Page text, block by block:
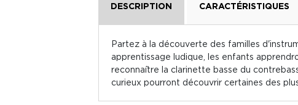
DESCRIPTION CARACTÉRISTIQUES
Partez à la découverte des familles
apprentissage ludique, les enfants
reconnaître la clarinette basse du
curieux pourront découvrir certaines des